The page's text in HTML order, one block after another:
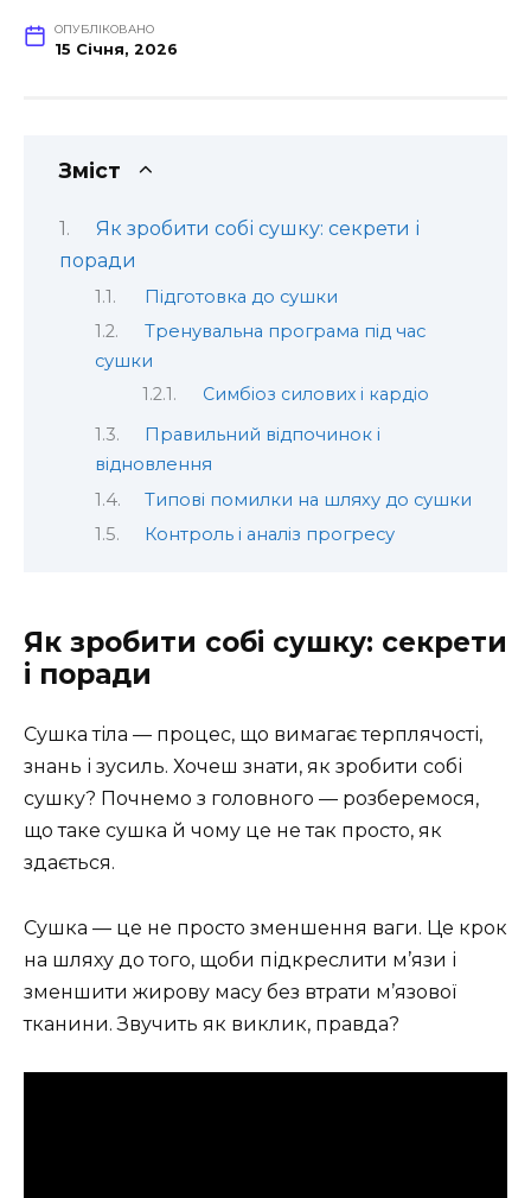
ОПУБЛІКОВАНО
15 Січня, 2026
Зміст
Як зробити собі сушку: секрети і
поради
Підготовка до сушки
Тренувальна програма під час
сушки
Симбіоз силових і кардіо
Правильний відпочинок і
відновлення
Типові помилки на шляху до сушки
Контроль і аналіз прогресу
Як зробити собі сушку: секрети
і поради
Сушка тіла — процес, що вимагає терплячості,
знань і зусиль. Хочеш знати, як зробити собі
сушку? Почнемо з головного — розберемося,
що таке сушка й чому це не так просто, як
здається.
Сушка — це не просто зменшення ваги. Це крок
на шляху до того, щоби підкреслити м’язи і
зменшити жирову масу без втрати м’язової
тканини. Звучить як виклик, правда?